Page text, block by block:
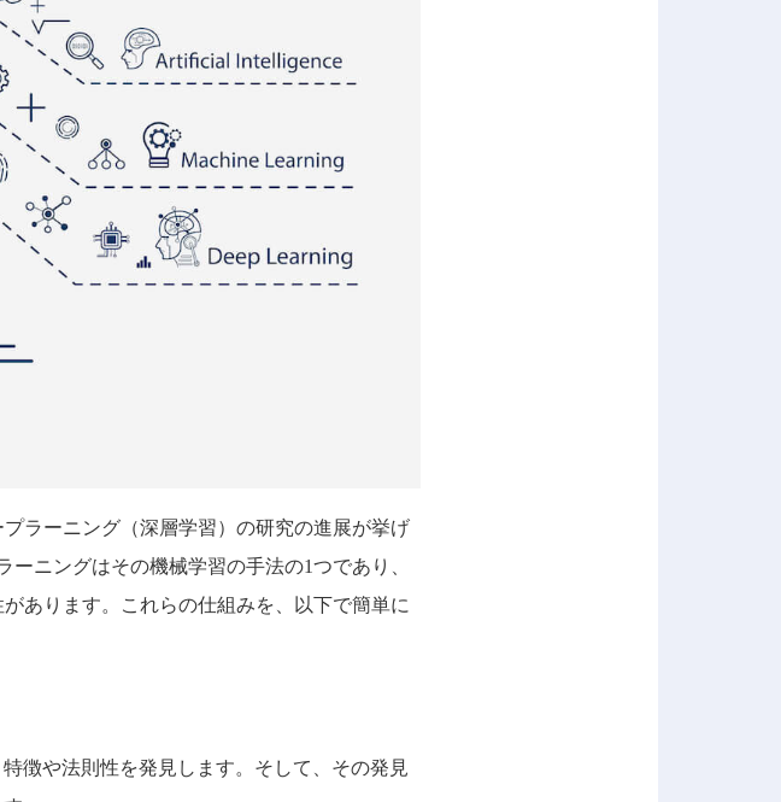
ラーニング（深層学習）の研究の進展が挙げ
ニングはその機械学習の手法の1つであり、
あります。これらの仕組みを、以下で簡単に
徴や法則性を発見します。そして、その発見